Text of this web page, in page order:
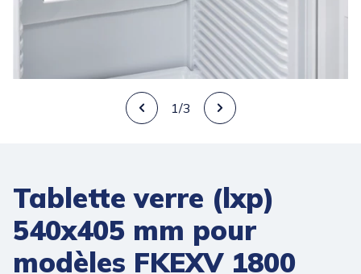
1/3
Tablette verre (lxp)
540x405 mm pour
modèles FKEXV 1800